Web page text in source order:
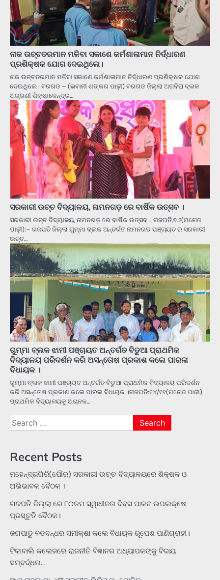
ନାକ ଉଚ୍ଚତରମାନ ମଳିବା ସକାଶେ କର୍ମଶାଳାମାନ ନିର୍ଦ୍ଧାରଣ
ପ୍ରଶିକ୍ଷକ ଯୋଗ ଦେଇଥିଲେ।
ନାକ ଉଚ୍ଚତରମାନ ମଳିବା ସକାଶେ କର୍ମଶାଳାମାନ ନିର୍ଦ୍ଧାରଣ ପ୍ରଶିକ୍ଷକ ଯୋଗ
ଦେଇଥିଲେ। ବରଗଡ – (ଭବାନୀ ଶଙ୍କର ପାଢ଼ୀ) ବରଗଡ ଜିଲ୍ଲା ଅତାବିରା ବ୍ଲକ
ଅଗ୍ରଣୀ ଶିକ୍ଷାକେନ୍ଦ୍ର…
ସରକାରୀ ଉଚ୍ଚ ବିଦ୍ୟାଳୟ, ନାମନଗଡ଼ ରେ ବାର୍ଷିକ ଉତ୍ସବ ।
ସରକାରୀ ଉଚ୍ଚ ବିଦ୍ୟାଳୟ, ନାମନଗଡ଼ ରେ ବାର୍ଷିକ ଉତ୍ସବ । ଗଜପତି,୭.୨(ମନୋଜ
ପାଢ଼ୀ):– ଗଜପତି ଜିଲ୍ଲା ଗୁମ୍ମା ବ୍ଲକ ଅନ୍ତର୍ଗତ ନାମନଗଡ ପଞ୍ଚାୟତ ର ସରକାରୀ
ଉଚ୍ଚ…
ଗୁମ୍ମା ବ୍ଲକ ଝାମୀ ପଞ୍ଚାୟତ ଅନ୍ତର୍ଗତ ବିଡୁଆ ପ୍ରାଥମିକ
ବିଦ୍ୟାଳୟ ପରିଦର୍ଶନ କରି ଅସନ୍ତୋଷ ପ୍ରକାଶ କଲେ ପାରଳା
ବିଧାୟକ ।
ଗୁମ୍ମା ବ୍ଲକ ଝାମୀ ପଞ୍ଚାୟତ ଅନ୍ତର୍ଗତ ବିଡୁଆ ପ୍ରାଥମିକ ବିଦ୍ୟାଳୟ ପରିଦର୍ଶନ
କରି ଅସନ୍ତୋଷ ପ୍ରକାଶ କଲେ ପାରଳା ବିଧାୟକ ।ଗଜପତି:୧୪/୧୧(ମନୋଜ ପାଢୀ)
ପ୍ରାଥମିକ ବିଦ୍ୟାଳୟକୁ ଅଚାନକ…
Search
for:
Recent Posts
ମହେନ୍ଦ୍ରଗିରି(ପୌର) ସରକାରୀ ଉଚ୍ଚ ବିଦ୍ୟାଳୟରେ ଶିକ୍ଷକ ଓ
ଅଭିଭାବକ ବୈଠକ ।
ଗଜପତି ଜିଲ୍ଲା ରେ ୮୦ତମ ସ୍ୱାଧୀନତା ଦିବସ ପାଳନ ଉପଲକ୍ଷେ
ପ୍ରସ୍ତୁତି ବୈଠକ।
ଜଗପାଡୁ ବଡବନ୍ଧର ସମୀକ୍ଷା କଲେ ବିଧାୟକ ରୂପେଶ ପାଣିଗ୍ରାହୀ।
ଟିକାବାଲି କଲେଜରେ ରାଜନୀତି ବିଜ୍ଞାନର ଅଧ୍ୟାପକଙ୍କୁ ବିଦାୟ
ସମ୍ବର୍ଦ୍ଧନା…